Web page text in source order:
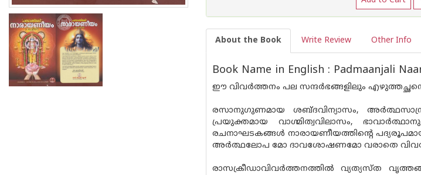
About the Book Write Review Other Info
Book Name in English : Padmaanjali
ഈ വിവർത്തനം പല സന്ദർഭങ്ങളിലും
രസാനുഗുണമായ ശബ്‌ദവിന്യാസം,
പ്രയുക്തമായ വാഗ്മിത്വവിലാസം,
രചനാഘടകങ്ങൾ നാരായണീയത്തിൻ്റെ പദ്യരൂപമായ
അർത്ഥലോപ മോ ദാവശോഷണമോ വരാതെ
രാസക്രീഡാവിവർത്തനത്തിൽ വ്യത്യസ്‌ത